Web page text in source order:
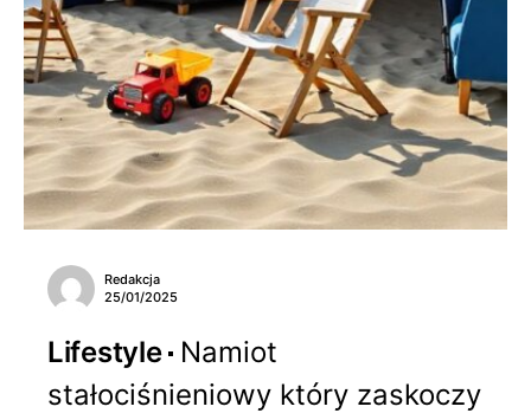
Redakcja
25/01/2025
Lifestyle
Namiot
stałociśnieniowy który zaskoczy